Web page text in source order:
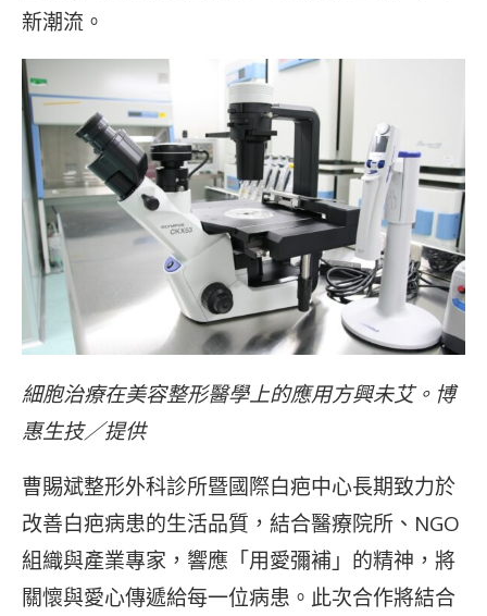
新潮流。
細胞治療在美容整形醫學上的應用方興未艾。博
惠生技／提供
曹賜斌整形外科診所暨國際白疤中心長期致力於
改善白疤病患的生活品質，結合醫療院所、NGO
組織與產業專家，響應「用愛彌補」的精神，將
關懷與愛心傳遞給每一位病患。此次合作將結合